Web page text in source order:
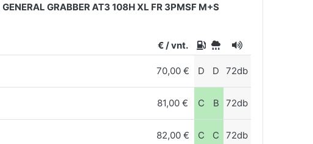
GENERAL GRABBER AT3 108H XL FR 3PMSF M+S
€ / vnt.
70,00 € D D 72db
81,00 € C B 72db
82,00 € C C 72db